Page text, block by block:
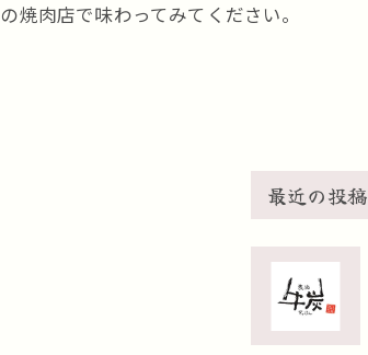
肉店で味わってみてください。
最近の投稿